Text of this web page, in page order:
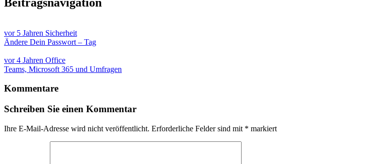
vor 5 Jahren Sicherheit
Ändere Dein Passwort – Tag
vor 4 Jahren Office
Teams, Microsoft 365 und Umfragen
Kommentare
Schreiben Sie einen Kommentar
Ihre E-Mail-Adresse wird nicht veröffentlicht. Erforderliche Felder sind mit * markiert